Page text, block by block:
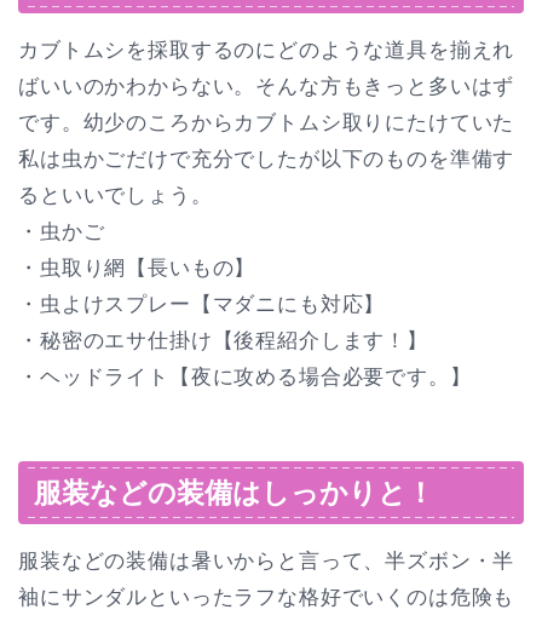
カブトムシを採取するのにどのような道具を揃えれ
ばいいのかわからない。そんな方もきっと多いはず
です。幼少のころからカブトムシ取りにたけていた
私は虫かごだけで充分でしたが以下のものを準備す
るといいでしょう。
・虫かご
・虫取り網【長いもの】
・虫よけスプレー【マダニにも対応】
・秘密のエサ仕掛け【後程紹介します！】
・ヘッドライト【夜に攻める場合必要です。】
服装などの装備はしっかりと！
服装などの装備は暑いからと言って、半ズボン・半
袖にサンダルといったラフな格好でいくのは危険も